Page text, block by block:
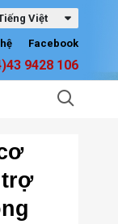
Việt
Facebook
9428 106